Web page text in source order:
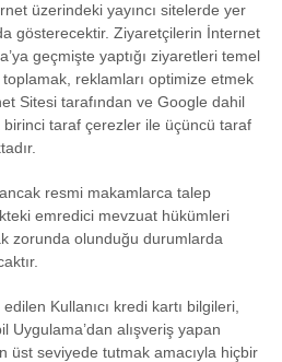
üzerindeki yayıncı sitelerde yer
gösterecektir. Ziyaretçilerin İnternet
geçmişte yaptığı ziyaretleri temel
reklamları optimize etmek
Sitesi tarafından ve Google dahil
birinci taraf çerezler ile üçüncü taraf
resmi makamlarca talep
emredici mevzuat hükümleri
zorunda olunduğu durumlarda
Kullanıcı kredi kartı bilgileri,
Uygulama’dan alışveriş yapan
üst seviyede tutmak amacıyla hiçbir